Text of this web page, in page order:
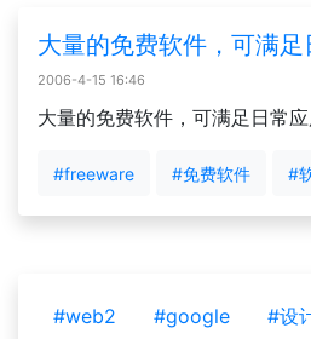
大量的免费软件，可满足
2006-4-15 16:46
大量的免费软件，可满足日常
#freeware #免费软件 #
#web2 #google #设